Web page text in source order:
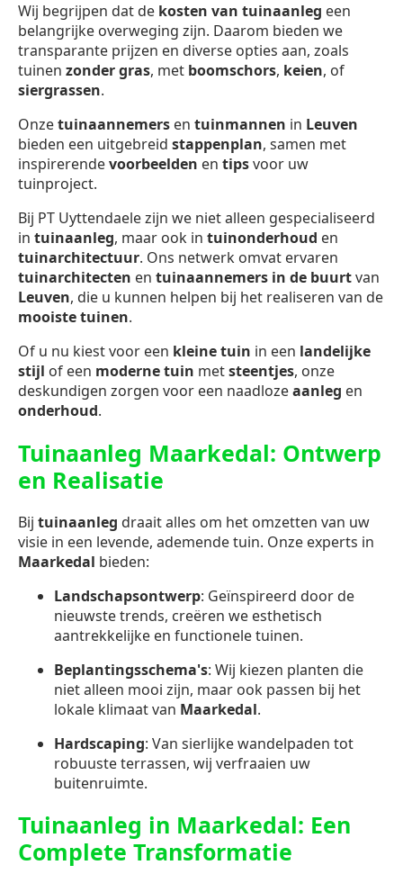
Wij begrijpen dat de kosten van tuinaanleg een
belangrijke overweging zijn. Daarom bieden we
transparante prijzen en diverse opties aan, zoals
tuinen zonder gras, met boomschors, keien, of
siergrassen.
Onzetuinaannemers en tuinmannen in Leuven
bieden een uitgebreid stappenplan, samen met
inspirerendevoorbeelden en tipsvoor uw
tuinproject.
Bij PT Uyttendaele zijn we niet alleen gespecialiseerd
in tuinaanleg, maar ook in tuinonderhoud en
tuinarchitectuur. Ons netwerk omvat ervaren
tuinarchitecten en tuinaannemers in de buurtvan
Leuven, die u kunnen helpen bij het realiseren van de
mooiste tuinen.
Of u nu kiest voor een kleine tuin in een landelijke
stijl of een moderne tuin metsteentjes, onze
deskundigen zorgen voor een naadlozeaanleg en
onderhoud.
Tuinaanleg Maarkedal: Ontwerp
en Realisatie
Bij tuinaanleg draait alles om het omzetten van uw
visie in een levende, ademende tuin. Onze experts in
Maarkedal bieden:
Landschapsontwerp: Geïnspireerd door de
nieuwste trends, creëren we esthetisch
aantrekkelijke en functionele tuinen.
Beplantingsschema's: Wij kiezen planten die
niet alleen mooi zijn, maar ook passen bij het
lokale klimaat van Maarkedal.
Hardscaping: Van sierlijke wandelpaden tot
robuuste terrassen, wij verfraaien uw
buitenruimte.
Tuinaanleg in Maarkedal: Een
Complete Transformatie